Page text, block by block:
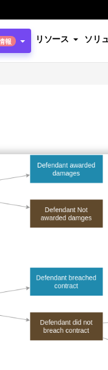
報 リソース ソリ